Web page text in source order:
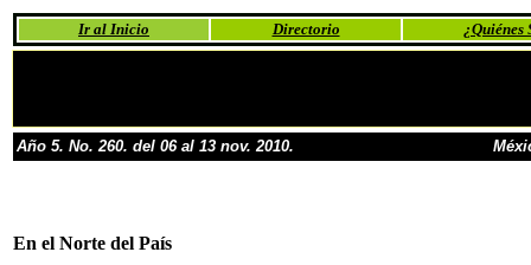
Ir al Inicio Directorio ¿Quiénes
Año 5. No. 260. del 06 al 13 nov. 2010.
En el Norte del País